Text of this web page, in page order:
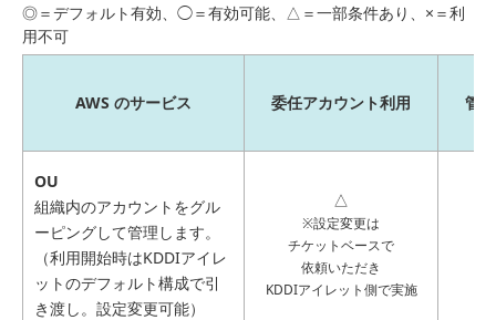
◎＝デフォルト有効、◯＝有効可能、△＝一部条件あり、×＝利
用不可
AWS のサービス 委任アカウント利用 管
OU
組織内のアカウントをグル
ーピングして管理します。
（利用開始時はKDDIアイレ
ットのデフォルト構成で引
き渡し。設定変更可能）
△
※設定変更は
チケットベースで
依頼いただき
KDDIアイレット側で実施